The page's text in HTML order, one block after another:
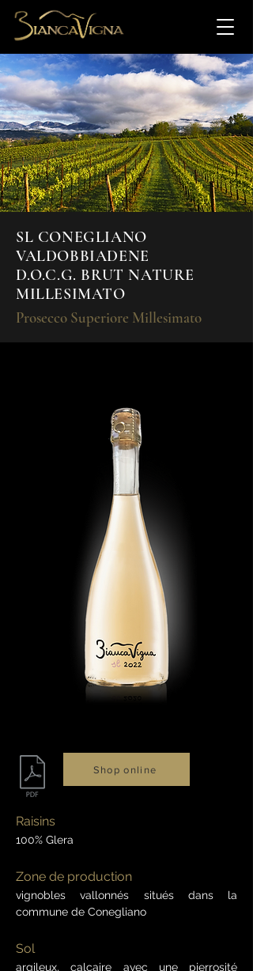
SL CONEGLIANO
VALDOBBIADENE
D.O.C.G. BRUT NATURE
MILLESIMATO
Prosecco Superiore Millesimato
Raisins
100% Glera
Zone de production
vignobles vallonnés situés dans la
commune de Conegliano
Sol
argileux, calcaire avec une pierrosité
Shop online